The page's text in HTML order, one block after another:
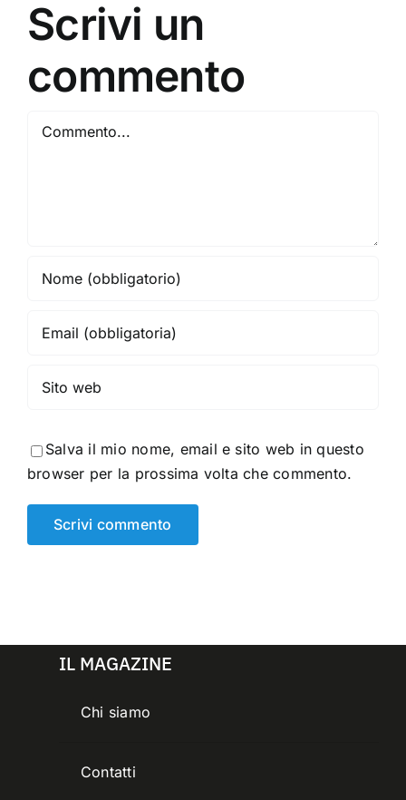
Scrivi un
commento
Commento
Salva il mio nome, email e sito web in questo
browser per la prossima volta che commento.
IL MAGAZINE
Chi siamo
Contatti